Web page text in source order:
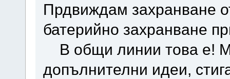
Прдвиждам захранване
батерийно захранване
В общи линии това е!
допълнителни идеи,